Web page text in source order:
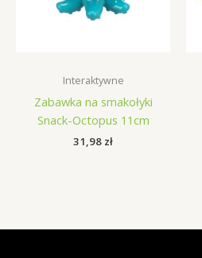
Interaktywne
Zabawka na smakołyki
Snack-Octopus 11cm
31,98 zł